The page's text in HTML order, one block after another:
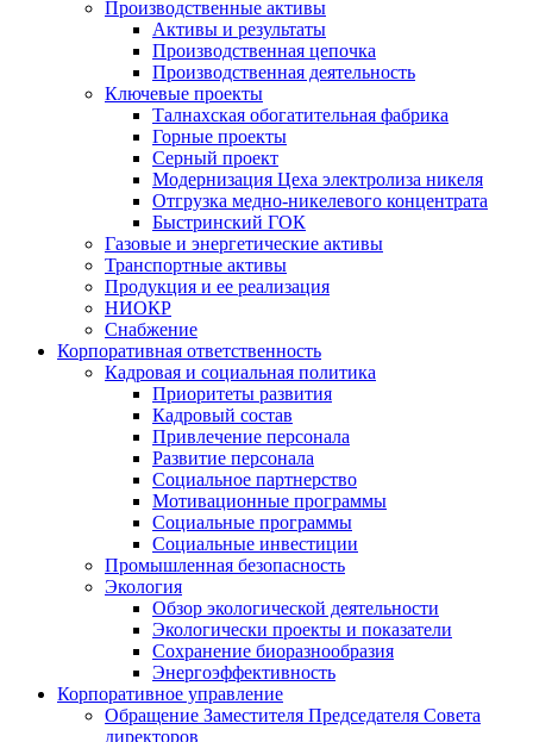
Производственные активы
Активы и результаты
Производственная цепочка
Производственная деятельность
Ключевые проекты
Талнахская обогатительная фабрика
Горные проекты
Серный проект
Модернизация Цеха электролиза никеля
Отгрузка медно-никелевого концентрата
Быстринский ГОК
Газовые и энергетические активы
Транспортные активы
Продукция и ее реализация
НИОКР
Снабжение
Корпоративная ответственность
Кадровая и социальная политика
Приоритеты развития
Кадровый состав
Привлечение персонала
Развитие персонала
Социальное партнерство
Мотивационные программы
Социальные программы
Социальные инвестиции
Промышленная безопасность
Экология
Обзор экологической деятельности
Экологически проекты и показатели
Сохранение биоразнообразия
Энергоэффективность
Корпоративное управление
Обращение Заместителя Председателя Совета
директоров